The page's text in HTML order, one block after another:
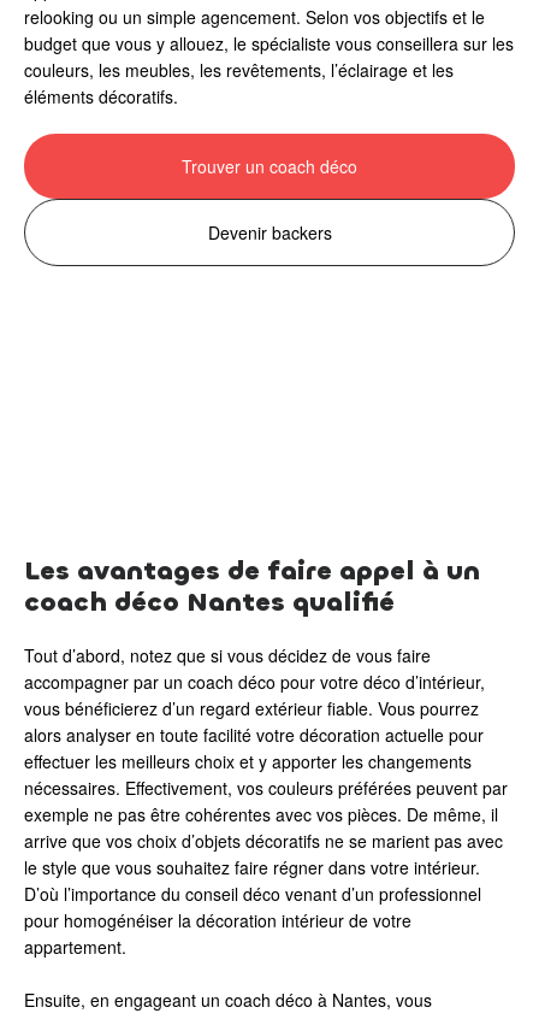
relooking ou un simple agencement. Selon vos objectifs et le
budget que vous y allouez, le spécialiste vous conseillera sur les
couleurs, les meubles, les revêtements, l’éclairage et les
éléments décoratifs.
Trouver un coach déco
Devenir backers
Les avantages de faire appel à un
coach déco Nantes qualifié
Tout d’abord, notez que si vous décidez de vous faire
accompagner par un coach déco pour votre déco d’intérieur,
vous bénéficierez d’un regard extérieur fiable. Vous pourrez
alors analyser en toute facilité votre décoration actuelle pour
effectuer les meilleurs choix et y apporter les changements
nécessaires. Effectivement, vos couleurs préférées peuvent par
exemple ne pas être cohérentes avec vos pièces. De même, il
arrive que vos choix d’objets décoratifs ne se marient pas avec
le style que vous souhaitez faire régner dans votre intérieur.
D’où l’importance du conseil déco venant d’un professionnel
pour homogénéiser la décoration intérieur de votre
appartement.
Ensuite, en engageant un coach déco à Nantes, vous